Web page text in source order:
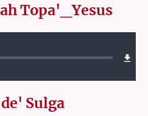
Topa'_Yesus
Sulga